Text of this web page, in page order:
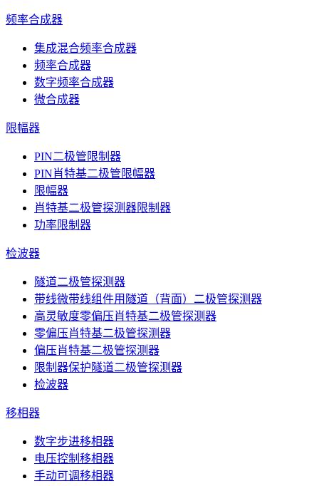
频率合成器
集成混合频率合成器
频率合成器
数字频率合成器
微合成器
限幅器
PIN二极管限制器
PIN肖特基二极管限幅器
限幅器
肖特基二极管探测器限制器
功率限制器
检波器
隧道二极管探测器
带线微带线组件用隧道（背面）二极管探测器
高灵敏度零偏压肖特基二极管探测器
零偏压肖特基二极管探测器
偏压肖特基二极管探测器
限制器保护隧道二极管探测器
检波器
移相器
数字步进移相器
电压控制移相器
手动可调移相器